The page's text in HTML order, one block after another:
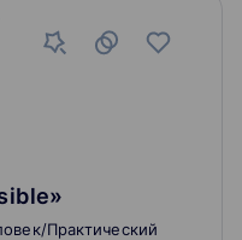
Практический